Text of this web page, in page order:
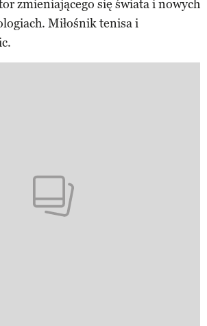
zmieniającego się świata i nowych
Miłośnik tenisa i